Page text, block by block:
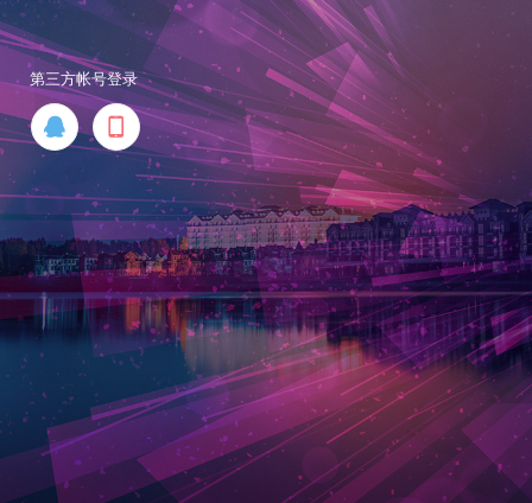
第三方帐号登录
 